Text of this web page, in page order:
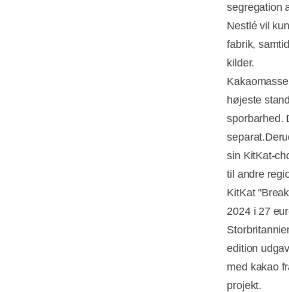
segregation
Nestlé vil
fabrik,
kilder.
højeste
sporbarhed.
sin KitKat-
til andre
KitKat
2024 i 27
edition
med kakao
projekt.